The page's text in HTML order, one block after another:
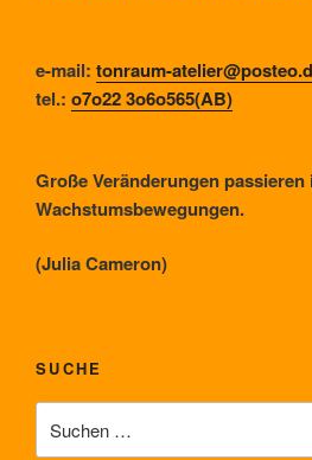
e-mail: tonraum-
tel.: o7o22 3o6o565(AB)
Große Veränderungen
Wachstumsbewegungen.
(Julia Cameron)
SUCHE
nach: